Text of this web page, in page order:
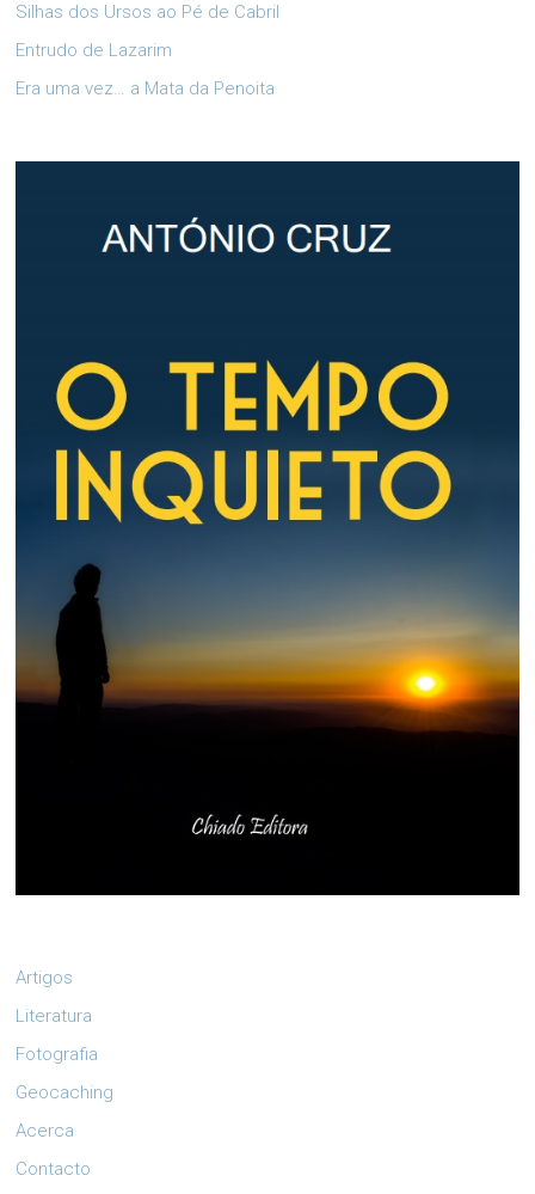
Silhas dos Ursos ao Pé de Cabril
Entrudo de Lazarim
Era uma vez… a Mata da Penoita
Artigos
Literatura
Fotografia
Geocaching
Acerca
Contacto